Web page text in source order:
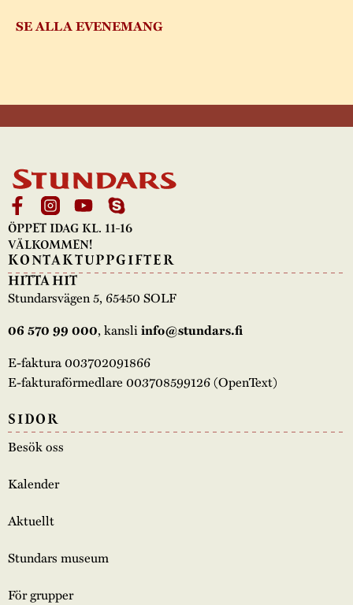
SE ALLA EVENEMANG
ÖPPET IDAG KL. 11-16
VÄLKOMMEN!
KONTAKTUPPGIFTER
HITTA HIT
Stundarsvägen 5, 65450 SOLF
06 570 99 000, kansliinfo@stundars.fi
E-faktura 003702091866
E-fakturaförmedlare 003708599126 (OpenText)
SIDOR
Besök oss
Kalender
Aktuellt
Stundars museum
För grupper